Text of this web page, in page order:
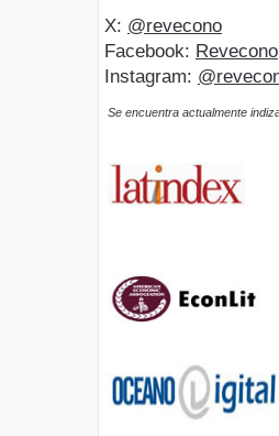
X: @revecono
Facebook: Revecono
Instagram:
Se encuentra actualmente